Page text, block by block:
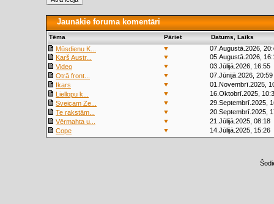
Jaunākie foruma komentāri
Tēma Pāriet Datums, Laiks
Mūsdienu K... ▼
07.Augustā.2026,
Karš Austr...
▼
05.Augustā.2026,
Video
▼
03.Jūlijā.2026, 16:55
Otrā front...
▼
07.Jūnijā.2026, 20:59
Ikars
▼
01.Novembrī.2025,
Liellopu k...
▼
16.Oktobrī.2025,
Sveicam Ze...
▼
29.Septembrī.2025,
Te rakstām...
▼
20.Septembrī.2025,
Vērmahta u...
▼
21.Jūlijā.2025, 08:18
Cope
▼ 14.Jūlijā.2025, 15:26